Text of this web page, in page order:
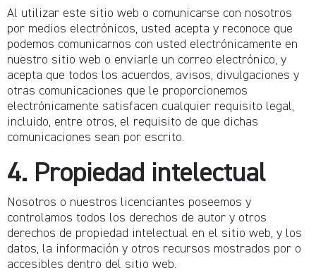
Al utilizar este sitio web o comunicarse con nosotros
por medios electrónicos, usted acepta y reconoce que
podemos comunicarnos con usted electrónicamente en
nuestro sitio web o enviarle un correo electrónico, y
acepta que todos los acuerdos, avisos, divulgaciones y
otras comunicaciones que le proporcionemos
electrónicamente satisfacen cualquier requisito legal,
incluido, entre otros, el requisito de que dichas
comunicaciones sean por escrito.
4. Propiedad intelectual
Nosotros o nuestros licenciantes poseemos y
controlamos todos los derechos de autor y otros
derechos de propiedad intelectual en el sitio web, y los
datos, la información y otros recursos mostrados por o
accesibles dentro del sitio web.